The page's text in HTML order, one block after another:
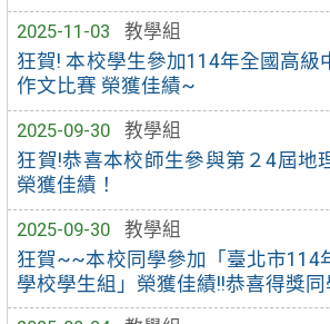
2025-11-03
教學組
狂賀! 本校學生參加114年全國高級
作文比賽 榮獲佳績~
2025-09-30
教學組
狂賀!恭喜本校師生參與第２4屆地
榮獲佳績！
2025-09-30
教學組
狂賀~~本校同學參加「臺北市114
學校學生組」榮獲佳績!!恭喜得獎同